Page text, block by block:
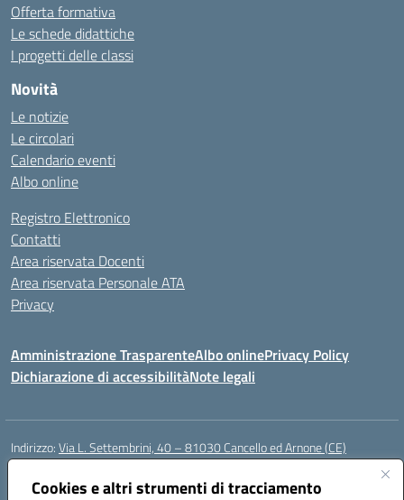
Cookies e altri strumenti di tracciamento
Offerta formativa
Le schede didattiche
I progetti delle classi
Novità
Le notizie
Le circolari
Calendario eventi
Albo online
Registro Elettronico
Contatti
Area riservata Docenti
Area riservata Personale ATA
Privacy
Amministrazione TrasparenteAlbo onlinePrivacy Policy
Dichiarazione di accessibilitàNote legali
Indirizzo:Via L. Settembrini, 40 – 81030 Cancello ed Arnone (CE)
Centralino:
Posta elettronica certificata (PEC):ceic818008@pec.istruzione.it